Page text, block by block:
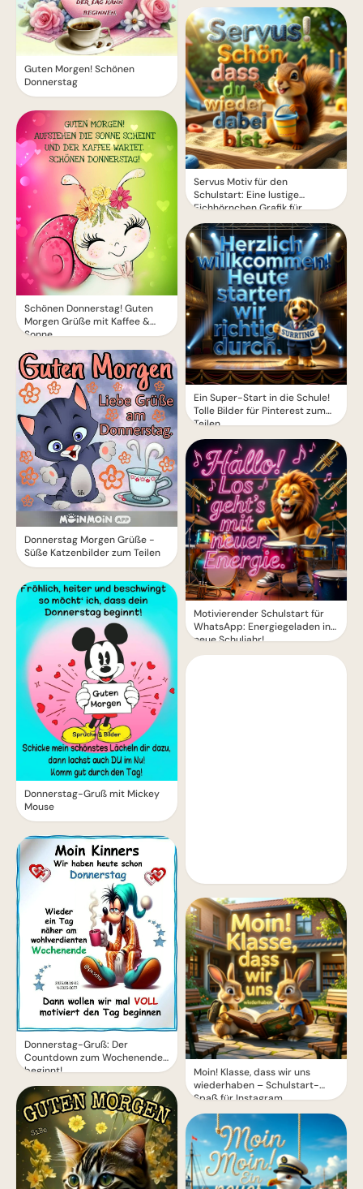
Guten Morgen! Schönen
Donnerstag
Schönen Donnerstag! Guten
Morgen Grüße mit Kaffee &
Sonne
Donnerstag Morgen Grüße -
Süße Katzenbilder zum Teilen
Donnerstag-Gruß mit Mickey
Mouse
Donnerstag-Gruß: Der
Countdown zum Wochenende
beginnt!
Servus Motiv für den
Schulstart: Eine lustige
Eichhörnchen Grafik für
WhatsApp
Ein Super-Start in die Schule!
Tolle Bilder für Pinterest zum
Teilen.
Motivierender Schulstart für
WhatsApp: Energiegeladen ins
neue Schuljahr!
Moin! Klasse, dass wir uns
wiederhaben – Schulstart-
Spaß für Instagram